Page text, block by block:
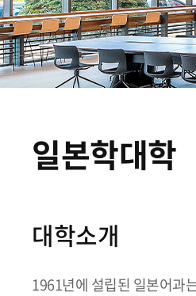
일본학대학
대학소개
1961년에 설립된 일본어과